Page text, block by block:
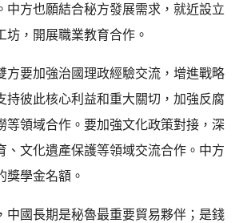
中方也願結合秘方發展需求，就近設立
坊，開展職業教育合作。
方要加強治國理政經驗交流，增進戰略
持彼此核心利益和重大關切，加強反腐
等領域合作。要加強文化政策對接，深
、文化遺產保護等領域交流合作。中方
獎學金名額。
中國長期是秘魯最重要貿易夥伴；是錢